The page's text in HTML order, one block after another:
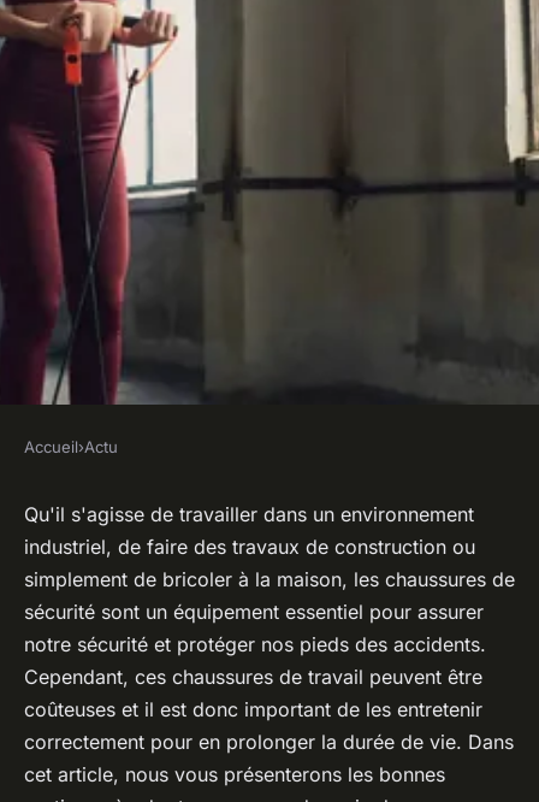
Les bonnes pratiques pour
prolonger la durée de vie de
vos chaussures de sécurité
cerise •11 août 2023• 3 min de lecture
Accueil›Actu
Qu'il s'agisse de travailler dans un environnement
industriel, de faire des travaux de construction ou
simplement de bricoler à la maison, les chaussures de
sécurité sont un équipement essentiel pour assurer
notre sécurité et protéger nos pieds des accidents.
Cependant, ces chaussures de travail peuvent être
coûteuses et il est donc important de les entretenir
correctement pour en prolonger la durée de vie. Dans
cet article, nous vous présenterons les bonnes